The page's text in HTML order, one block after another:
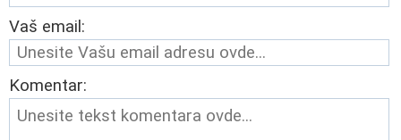
Vaš email:
Komentar: